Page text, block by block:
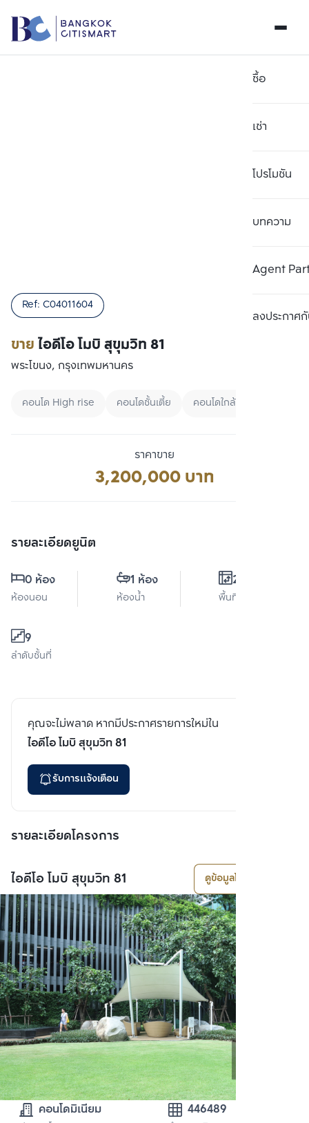
ซื้อ
เช่า
โปรโมชัน
บทความ
Agent
ลงประกาศกั
ขายไอดีโอ โมบิ สุขุมวิท 81
Ref: C04011604
พระโขนง, กรุงเทพมหานคร
คอนโด High rise คอนโดชั้นเตี้ย คอนโดใกล้ BTS
ราคาขาย
3,200,000 บาท
รายละเอียดยูนิต
0 ห้อง
ห้องนอน
1 ห้อง
ห้องน้ำ
22 ตร.ม.
พื้นที่ใช้สอย
9
ลำดับชั้นที่
คุณจะไม่พลาด หากมีประกาศรายการใหม่ใน
ไอดีโอ โมบิ สุขุมวิท 81
รับการแจ้งเตือน
รายละเอียดโครงการ
ไอดีโอ โมบิ สุขุมวิท 81 ดูข้อมูลโครงการ
คอนโดมิเนียม 446489
เปรียบเทียบ